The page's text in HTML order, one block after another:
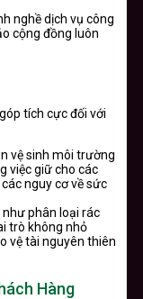
nghề dịch vụ công
cộng đồng luôn
tích cực đối với
vệ sinh môi trường
việc giữ cho các
nguy cơ về sức
như phân loại rác
trò không nhỏ
vệ tài nguyên thiên
Hàng